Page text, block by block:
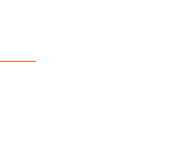
rankingi w